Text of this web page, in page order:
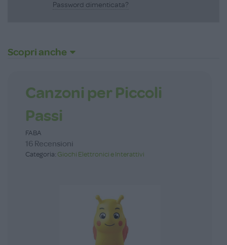
Password dimenticata?
Scopri anche
Canzoni per Piccoli
Passi
FABA
16 Recensioni
Categoria: Giochi Elettronici e Interattivi